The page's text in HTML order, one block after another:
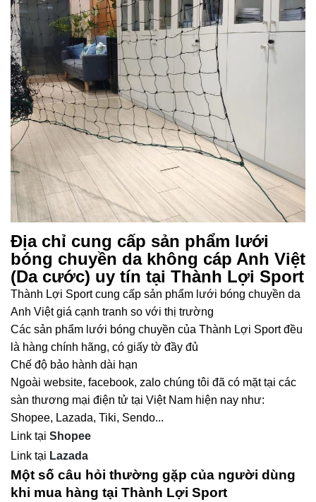
Địa chỉ cung cấp sản phẩm lưới
bóng chuyền da không cáp Anh Việt
(Da cước) uy tín tại Thành Lợi Sport
Thành Lợi Sport cung cấp sản phẩm lưới bóng chuyền da
Anh Việt giá cạnh tranh so với thị trường
Các sản phẩm lưới bóng chuyền của Thành Lợi Sport đều
là hàng chính hãng, có giấy tờ đầy đủ
Chế độ bảo hành dài hạn
Ngoài website, facebook, zalo chúng tôi đã có mặt tại các
sàn thương mại điện tử tại Việt Nam hiện nay như:
Shopee, Lazada, Tiki, Sendo...
Link tại Shopee
Link tại Lazada
Một số câu hỏi thường gặp của người dùng
khi mua hàng tại Thành Lợi Sport